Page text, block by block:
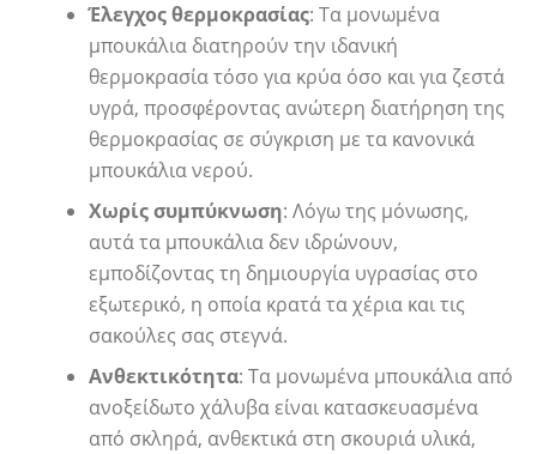
Έλεγχος θερμοκρασίας: Τα μονωμένα
μπουκάλια διατηρούν την ιδανική
θερμοκρασία τόσο για κρύα όσο και για ζεστά
υγρά, προσφέροντας ανώτερη διατήρηση της
θερμοκρασίας σε σύγκριση με τα κανονικά
μπουκάλια νερού.
Χωρίς συμπύκνωση: Λόγω της μόνωσης,
αυτά τα μπουκάλια δεν ιδρώνουν,
εμποδίζοντας τη δημιουργία υγρασίας στο
εξωτερικό, η οποία κρατά τα χέρια και τις
σακούλες σας στεγνά.
Ανθεκτικότητα: Τα μονωμένα μπουκάλια από
ανοξείδωτο χάλυβα είναι κατασκευασμένα
από σκληρά, ανθεκτικά στη σκουριά υλικά,